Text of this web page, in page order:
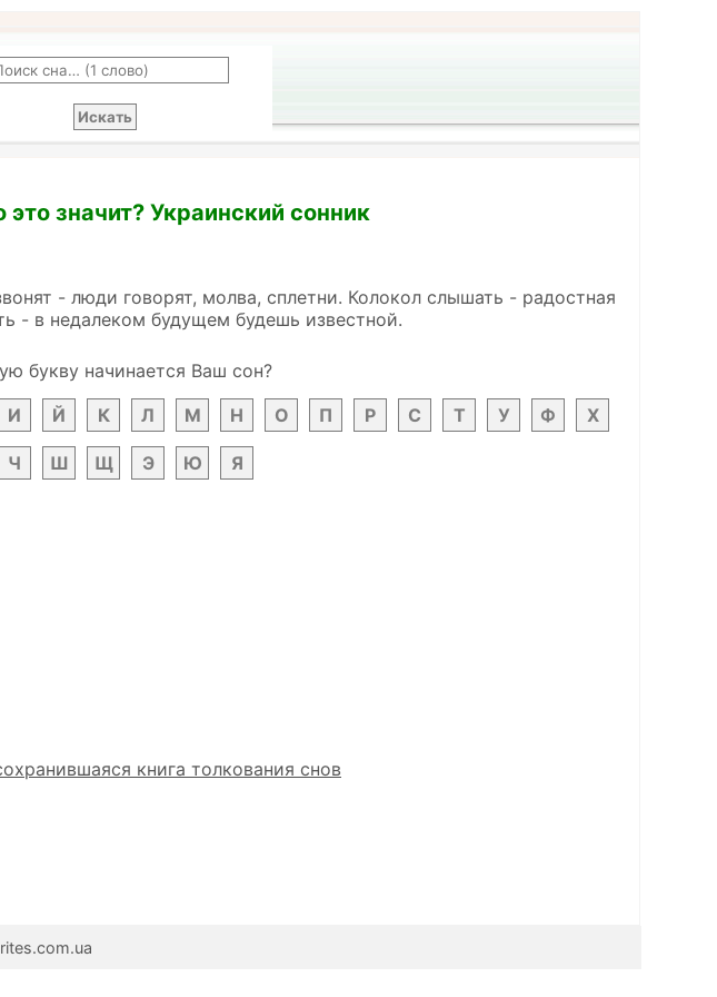
значит? Украинский сонник
- люди говорят, молва, сплетни. Колокол слышать - радостная
- в недалеком будущем будешь известной.
букву начинается Ваш сон?
И Й К Л М Н О П Р С Т У Ф Х
Ч Ш Щ Э Ю Я
книга толкования снов